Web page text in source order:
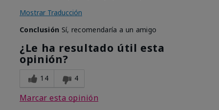
Mostrar Traducción
Conclusión Sí, recomendaría a un amigo
¿Le ha resultado útil esta
opinión?
14 4
Marcar esta opinión